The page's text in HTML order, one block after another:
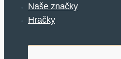
Naše značky
Hračky